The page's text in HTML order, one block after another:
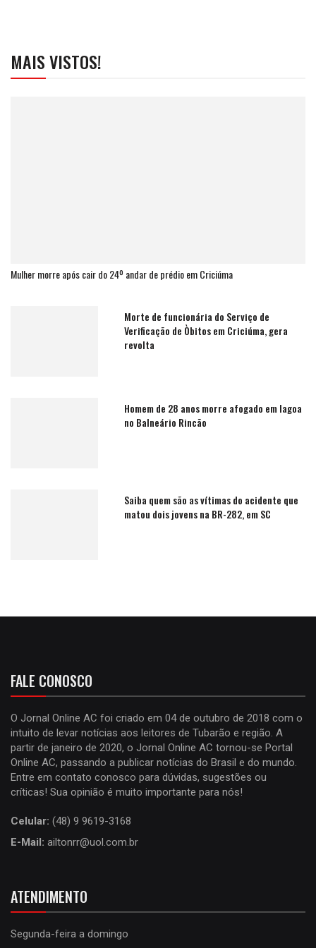
MAIS VISTOS!
Mulher morre após cair do 24º andar de prédio em Criciúma
Morte de funcionária do Serviço de
Verificação de Òbitos em Criciúma, gera
revolta
Homem de 28 anos morre afogado em lagoa
no Balneário Rincão
Saiba quem são as vítimas do acidente que
matou dois jovens na BR-282, em SC
FALE CONOSCO
O Jornal Online AC foi criado em 04 de outubro de 2018 com o
intuito de levar notícias aos leitores de Tubarão e região. A
partir de janeiro de 2020, o Jornal Online AC tornou-se Portal
Online AC, passando a publicar notícias do Brasil e do mundo.
Entre em contato conosco para dúvidas, sugestões ou
críticas! Sua opinião é muito importante para nós!
Celular: (48) 9 9619-3168
E-Mail: ailtonrr@uol.com.br
ATENDIMENTO
Segunda-feira a domingo